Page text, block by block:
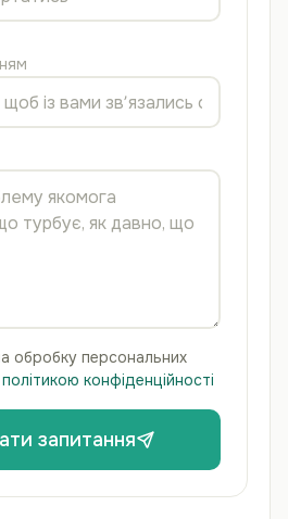
обробку персональних
політикою конфіденційності
запитання